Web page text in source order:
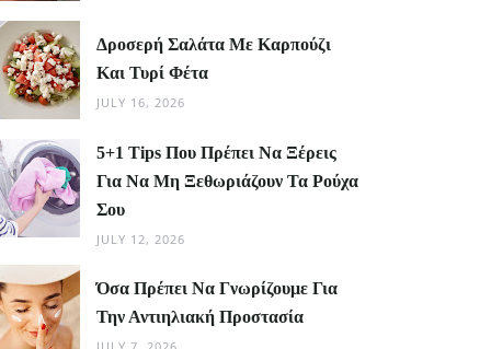
Δροσερή Σαλάτα Με Καρπούζι
Και Τυρί Φέτα
JULY 16, 2026
5+1 Tips Που Πρέπει Να Ξέρεις
Για Να Μη Ξεθωριάζουν Τα Ρούχα
Σου
JULY 12, 2026
Όσα Πρέπει Να Γνωρίζουμε Για
Την Αντιηλιακή Προστασία